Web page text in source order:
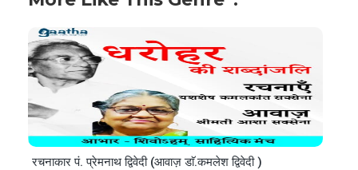
रचनाकार पं. प्रेमनाथ द्विवेदी (आवाज़ डाॅ.कमलेश द्विवेदी )